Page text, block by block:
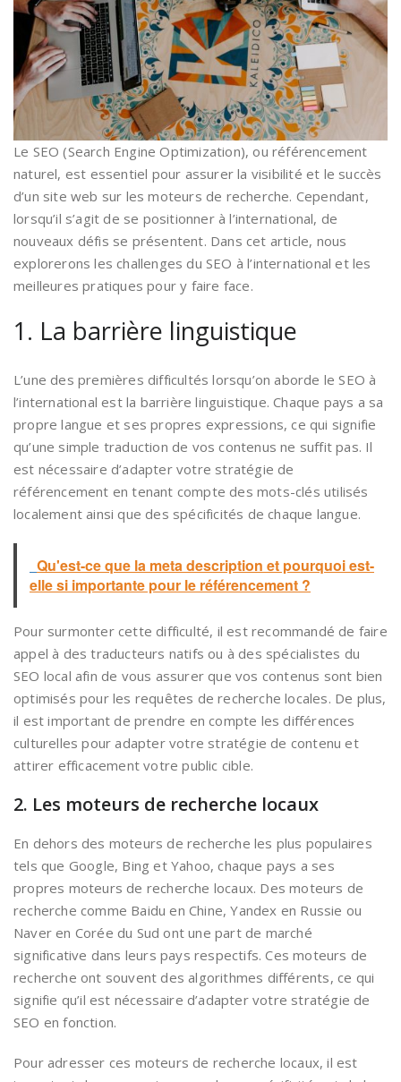
Le SEO (Search Engine Optimization), ou référencement
naturel, est essentiel pour assurer la visibilité et le succès
d’un site web sur les moteurs de recherche. Cependant,
lorsqu’il s’agit de se positionner à l’international, de
nouveaux défis se présentent. Dans cet article, nous
explorerons les challenges du SEO à l’international et les
meilleures pratiques pour y faire face.
1. La barrière linguistique
L’une des premières difficultés lorsqu’on aborde le SEO à
l’international est la barrière linguistique. Chaque pays a sa
propre langue et ses propres expressions, ce qui signifie
qu’une simple traduction de vos contenus ne suffit pas. Il
est nécessaire d’adapter votre stratégie de
référencement en tenant compte des mots-clés utilisés
localement ainsi que des spécificités de chaque langue.
Qu'est-ce que la meta description et pourquoi est-
elle si importante pour le référencement ?
Pour surmonter cette difficulté, il est recommandé de faire
appel à des traducteurs natifs ou à des spécialistes du
SEO local afin de vous assurer que vos contenus sont bien
optimisés pour les requêtes de recherche locales. De plus,
il est important de prendre en compte les différences
culturelles pour adapter votre stratégie de contenu et
attirer efficacement votre public cible.
2. Les moteurs de recherche locaux
En dehors des moteurs de recherche les plus populaires
tels que Google, Bing et Yahoo, chaque pays a ses
propres moteurs de recherche locaux. Des moteurs de
recherche comme Baidu en Chine, Yandex en Russie ou
Naver en Corée du Sud ont une part de marché
significative dans leurs pays respectifs. Ces moteurs de
recherche ont souvent des algorithmes différents, ce qui
signifie qu’il est nécessaire d’adapter votre stratégie de
SEO en fonction.
Pour adresser ces moteurs de recherche locaux, il est